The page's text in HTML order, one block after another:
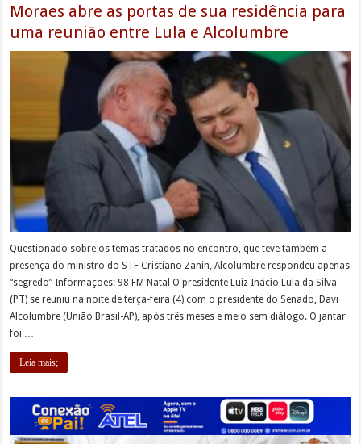
Moraes abre as portas de sua residência para
uma reunião entre Lula e Alcolumbre
Questionado sobre os temas tratados no encontro, que teve também a
presença do ministro do STF Cristiano Zanin, Alcolumbre respondeu apenas
“segredo” Informações: 98 FM Natal O presidente Luiz Inácio Lula da Silva
(PT) se reuniu na noite de terça-feira (4) com o presidente do Senado, Davi
Alcolumbre (União Brasil-AP), após três meses e meio sem diálogo. O jantar
foi …
Leia mais;